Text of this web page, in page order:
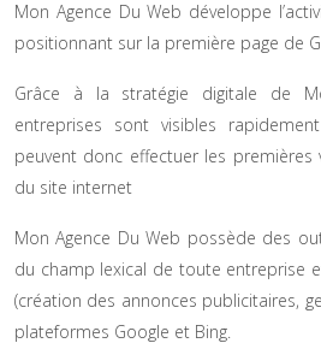
Mon Agence Du Web développe
positionnant sur la première page de
Grâce à la stratégie digitale de
entreprises sont visibles
peuvent donc effectuer les premières
du site internet
Mon Agence Du Web possède des
du champ lexical de toute entreprise
(création des annonces publicitaires,
plateformes Google et Bing.